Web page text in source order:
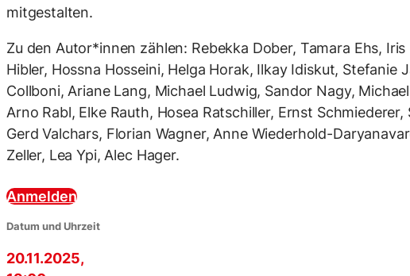
mitgestalten.
Zu den Autor*innen zählen: Rebekka Dober, Tamara Ehs,
Hibler, Hossna Hosseini, Helga Horak, Ilkay Idiskut, Stefanie
Collboni, Ariane Lang, Michael Ludwig, Sandor Nagy,
Arno Rabl, Elke Rauth, Hosea Ratschiller, Ernst
Gerd Valchars, Florian Wagner, Anne Wiederhold-
Zeller, Lea Ypi, Alec Hager.
Anmelden
Datum und Uhrzeit
20.11.2025,